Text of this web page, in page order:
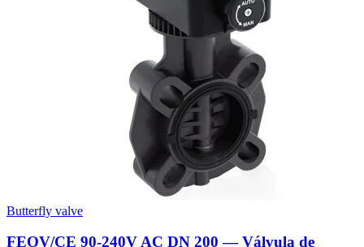
Butterfly valve
FEOV/CE 90-240V AC DN 200 — Válvula de